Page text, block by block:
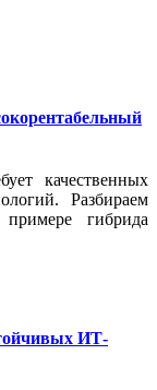
качественных
Разбираем
гибрида
ИТ-